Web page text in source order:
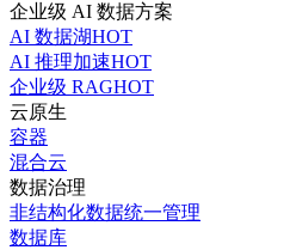
企业级 AI 数据方案
AI 数据湖HOT
AI 推理加速HOT
企业级 RAGHOT
云原生
容器
混合云
数据治理
非结构化数据统一管理
数据库